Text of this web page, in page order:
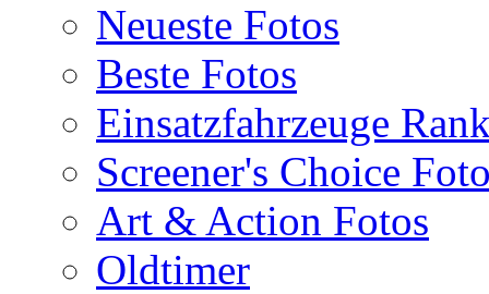
Neueste Fotos
Beste Fotos
Einsatzfahrzeuge
Screener's Choice
Art & Action Fotos
Oldtimer